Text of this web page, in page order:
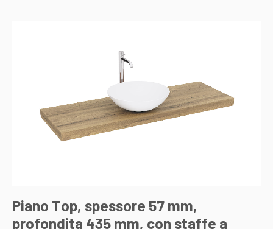
Piano Top, spessore 57 mm,
profondita 435 mm, con staffe a